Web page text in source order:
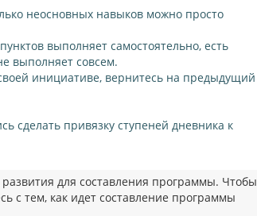
неосновных навыков можно просто
выполняет самостоятельно, есть
выполняет совсем.
инициативе, вернитесь на предыдущий
сделать привязку ступеней дневника к
для составления программы. Чтобы
с тем, как идет составление программы